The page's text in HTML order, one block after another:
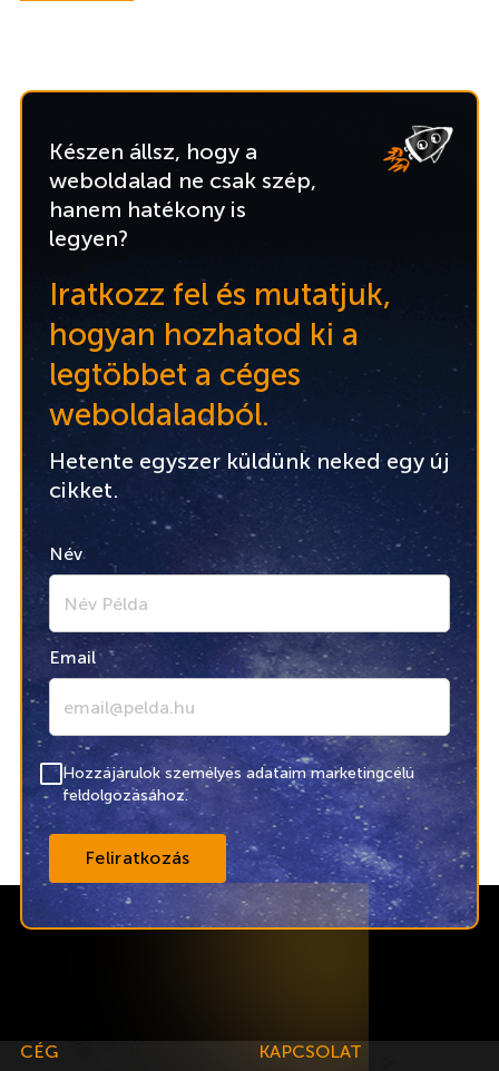
Készen állsz, hogy a
weboldalad ne csak szép,
hanem hatékony is
legyen?
Iratkozz fel és mutatjuk,
hogyan hozhatod ki a
legtöbbet a céges
weboldaladból.
Hetente egyszer küldünk neked egy új
cikket.
Név
Email
Hozzájárulok személyes adataim marketingcélú
feldolgozásához.
CÉG KAPCSOLAT